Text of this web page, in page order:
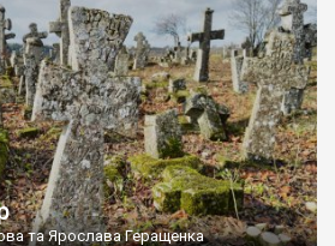
та Ярослава Геращенка